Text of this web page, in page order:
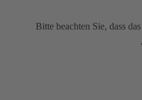
Bitte beachten Sie, dass